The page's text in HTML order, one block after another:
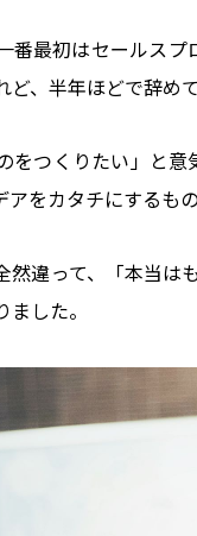
番最初はセールス
ど、半年ほどで辞め
をつくりたい」と
アをカタチにするもの
然違って、「本当は
した。